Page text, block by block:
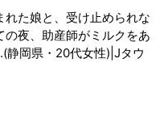
れた娘と、受け止められな
の夜、助産師がミルクをあ
静岡県・20代女性)|Jタウ